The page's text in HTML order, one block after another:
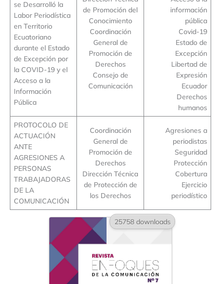
se Desarrolló la
Labor Periodística
en Territorio
Ecuatoriano
durante el Estado
de Excepción por
la COVID-19 y el
Acceso a la
Información
Pública
de Promoción del
Conocimiento
Coordinación
General de
Promoción de
Derechos
Consejo de
Comunicación
información
pública
Covid-19
Estado de
Excepción
Libertad de
Expresión
Ecuador
Derechos
humanos
PROTOCOLO DE
ACTUACIÓN
ANTE
AGRESIONES A
PERSONAS
TRABAJADORAS
DE LA
COMUNICACIÓN
Coordinación
General de
Promoción de
Derechos
Dirección Técnica
de Protección de
los Derechos
Agresiones a
periodistas
Seguridad
Protección
Cobertura
Ejercicio
periodístico
25758 downloads